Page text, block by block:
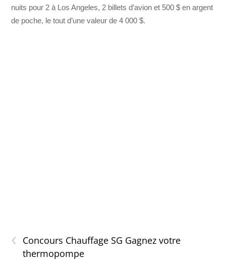
nuits pour 2 à Los Angeles, 2 billets d’avion et 500 $ en argent
de poche, le tout d’une valeur de 4 000 $.
‹
Concours Chauffage SG Gagnez votre
thermopompe